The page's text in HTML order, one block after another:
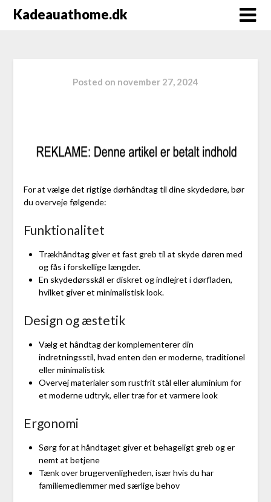
Kadeauathome.dk
Posted on november 27, 2024
For at vælge det rigtige dørhåndtag til dine skydedøre, bør
du overveje følgende:
Funktionalitet
Trækhåndtag giver et fast greb til at skyde døren med
og fås i forskellige længder.
En skydedørsskål er diskret og indlejret i dørfladen,
hvilket giver et minimalistisk look.
Design og æstetik
Vælg et håndtag der komplementerer din
indretningsstil, hvad enten den er moderne, traditionel
eller minimalistisk
Overvej materialer som rustfrit stål eller aluminium for
et moderne udtryk, eller træ for et varmere look
Ergonomi
Sørg for at håndtaget giver et behageligt greb og er
nemt at betjene
Tænk over brugervenligheden, især hvis du har
familiemedlemmer med særlige behov